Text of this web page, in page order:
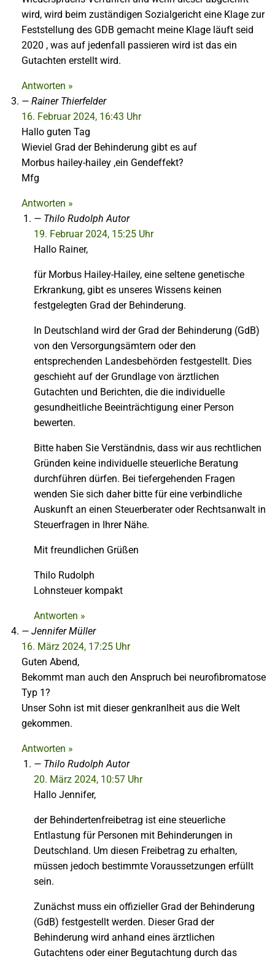
wird, wird beim zuständigen Sozialgericht eine Klage zur
Feststellung des GDB gemacht meine Klage läuft seid
2020 , was auf jedenfall passieren wird ist das ein
Gutachten erstellt wird.
Antworten »
Rainer Thierfelder
16. Februar 2024, 16:43 Uhr
Hallo guten Tag
Wieviel Grad der Behinderung gibt es auf
Morbus hailey-hailey ,ein Gendeffekt?
Mfg
Antworten »
Thilo Rudolph Autor
19. Februar 2024, 15:25 Uhr
Hallo Rainer,
für Morbus Hailey-Hailey, eine seltene genetische
Erkrankung, gibt es unseres Wissens keinen
festgelegten Grad der Behinderung.
In Deutschland wird der Grad der Behinderung (GdB)
von den Versorgungsämtern oder den
entsprechenden Landesbehörden festgestellt. Dies
geschieht auf der Grundlage von ärztlichen
Gutachten und Berichten, die die individuelle
gesundheitliche Beeinträchtigung einer Person
bewerten.
Bitte haben Sie Verständnis, dass wir aus rechtlichen
Gründen keine individuelle steuerliche Beratung
durchführen dürfen. Bei tiefergehenden Fragen
wenden Sie sich daher bitte für eine verbindliche
Auskunft an einen Steuerberater oder Rechtsanwalt in
Steuerfragen in Ihrer Nähe.
Mit freundlichen Grüßen
Thilo Rudolph
Lohnsteuer kompakt
Antworten »
Jennifer Müller
16. März 2024, 17:25 Uhr
Guten Abend,
Bekommt man auch den Anspruch bei neurofibromatose
Typ 1?
Unser Sohn ist mit dieser genkranlheit aus die Welt
gekommen.
Antworten »
Thilo Rudolph Autor
20. März 2024, 10:57 Uhr
Hallo Jennifer,
der Behindertenfreibetrag ist eine steuerliche
Entlastung für Personen mit Behinderungen in
Deutschland. Um diesen Freibetrag zu erhalten,
müssen jedoch bestimmte Voraussetzungen erfüllt
sein.
Zunächst muss ein offizieller Grad der Behinderung
(GdB) festgestellt werden. Dieser Grad der
Behinderung wird anhand eines ärztlichen
Gutachtens oder einer Begutachtung durch das